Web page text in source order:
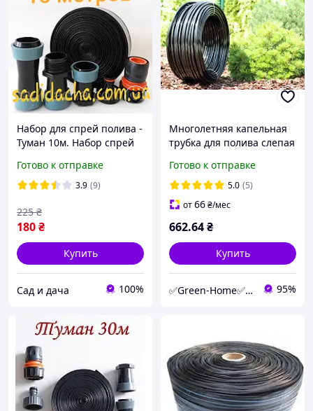
Набор для спрей полива -
Туман 10м. Набор спрей
10м
Готово к отправке
3.9 (9)
180₴
225 ₴
Купить
Сад и дача 100%
Многолетняя капельная
трубка для полива слепая
Готово к отправке
5.0 (5)
от66₴/мес
662.64₴
Купить
✅Green-Home✅Интернет-магазин для сада, дома и авто. 95%